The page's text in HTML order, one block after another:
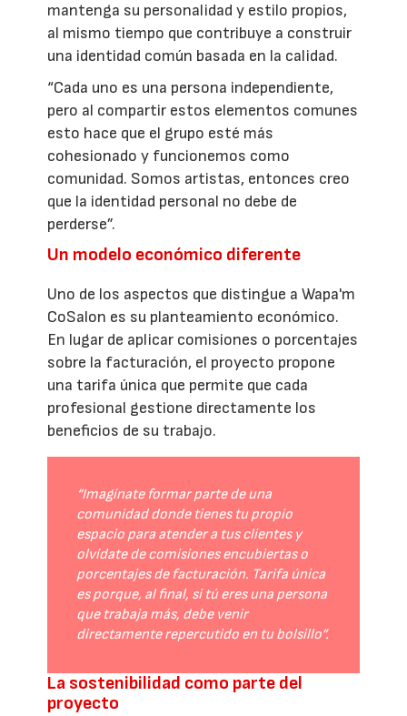
mantenga su personalidad y estilo propios,
al mismo tiempo que contribuye a construir
una identidad común basada en la calidad.
“Cada uno es una persona independiente,
pero al compartir estos elementos comunes
esto hace que el grupo esté más
cohesionado y funcionemos como
comunidad. Somos artistas, entonces creo
que la identidad personal no debe de
perderse”.
Un modelo económico diferente
Uno de los aspectos que distingue a Wapa'm
CoSalon es su planteamiento económico.
En lugar de aplicar comisiones o porcentajes
sobre la facturación, el proyecto propone
una tarifa única que permite que cada
profesional gestione directamente los
beneficios de su trabajo.
“Imagínate formar parte de una
comunidad donde tienes tu propio
espacio para atender a tus clientes y
olvídate de comisiones encubiertas o
porcentajes de facturación. Tarifa única
es porque, al final, si tú eres una persona
que trabaja más, debe venir
directamente repercutido en tu bolsillo”.
La sostenibilidad como parte del
proyecto